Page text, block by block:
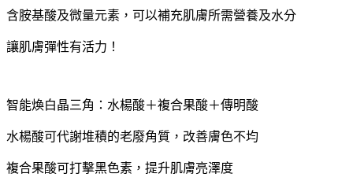
含胺基酸及微量元素，可以補充肌膚所需營養及水分
讓肌膚彈性有活力！
智能煥白晶三角：水楊酸＋複合果酸＋傳明酸
水楊酸可代謝堆積的老廢角質，改善膚色不均
複合果酸可打擊黑色素，提升肌膚亮澤度